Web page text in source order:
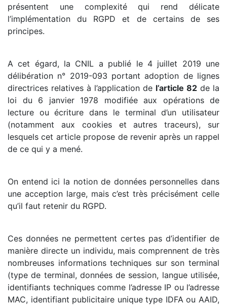
présentent une complexité qui rend délicate
l’implémentation du RGPD et de certains de ses
principes.
A cet égard, la CNIL a publié le 4 juillet 2019 une
délibération n° 2019-093 portant adoption de lignes
directrices relatives à l’application de l’article 82 de la
loi du 6 janvier 1978 modifiée aux opérations de
lecture ou écriture dans le terminal d’un utilisateur
(notamment aux cookies et autres traceurs), sur
lesquels cet article propose de revenir après un rappel
de ce qui y a mené.
On entend ici la notion de données personnelles dans
une acception large, mais c’est très précisément celle
qu’il faut retenir du RGPD.
Ces données ne permettent certes pas d’identifier de
manière directe un individu, mais comprennent de très
nombreuses informations techniques sur son terminal
(type de terminal, données de session, langue utilisée,
identifiants techniques comme l’adresse IP ou l’adresse
MAC, identifiant publicitaire unique type IDFA ou AAID,